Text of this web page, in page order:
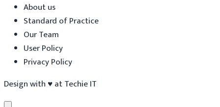
About us
Standard of Practice
Our Team
User Policy
Privacy Policy
Design with ♥atTechie IT